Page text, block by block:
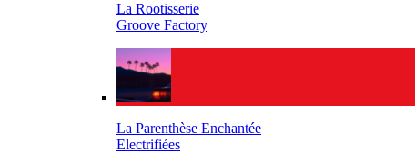
La Rootisserie
Groove Factory
La Parenthèse Enchantée
Electrifiées